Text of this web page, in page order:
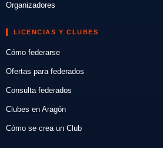
Organizadores
LICENCIAS Y CLUBES
Cómo federarse
Ofertas para federados
Consulta federados
Clubes en Aragón
Cómo se crea un Club